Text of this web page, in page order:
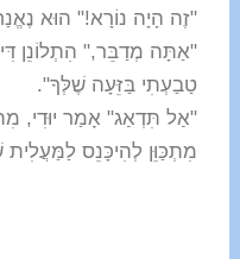
"זֶה הָיָה נוֹרָא!" הוּא
"אַתָּה מְדַבֵּר," הִתְלוֹנֵן
טַבַעְתִי בַּזֵּעָה שֶׁלְּךָ".
"אַל תִּדְאַג" אָמַר יוּדִי,
מִתְכַּוֵּן לְהִיכָּנֵס